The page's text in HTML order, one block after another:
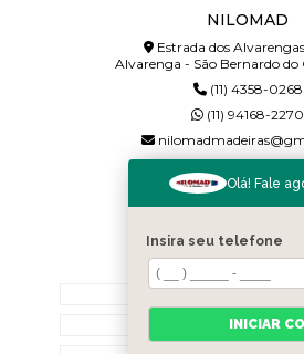
NILOMAD
Estrada dos
Alvarenga - São Bernardo do
(11) 4358-0268
(11) 94168-2270
SIGA-NOS!
MENU
Home
Quem somos
Olá! Fale
Insira seu telefone
INICIAR